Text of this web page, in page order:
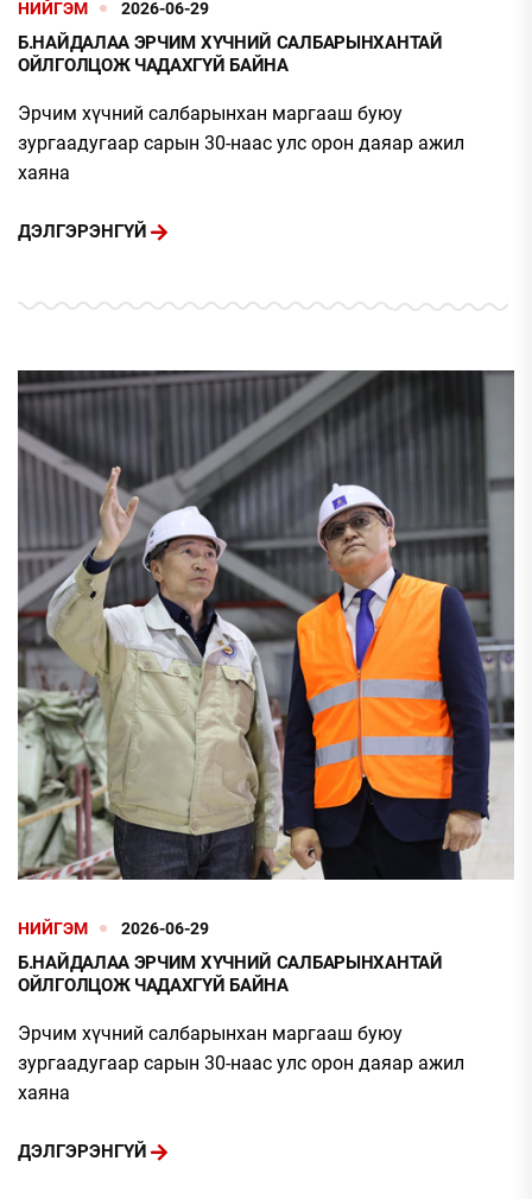
НИЙГЭМ 2026-06-29
Б.НАЙДАЛАА ЭРЧИМ ХҮЧНИЙ САЛБАРЫНХАНТАЙ
ОЙЛГОЛЦОЖ ЧАДАХГҮЙ БАЙНА
Эрчим хүчний салбарынхан маргааш буюу
зургаадугаар сарын 30-наас улс орон даяар ажил
хаяна
ДЭЛГЭРЭНГҮЙ
НИЙГЭМ 2026-06-29
Б.НАЙДАЛАА ЭРЧИМ ХҮЧНИЙ САЛБАРЫНХАНТАЙ
ОЙЛГОЛЦОЖ ЧАДАХГҮЙ БАЙНА
Эрчим хүчний салбарынхан маргааш буюу
зургаадугаар сарын 30-наас улс орон даяар ажил
хаяна
ДЭЛГЭРЭНГҮЙ